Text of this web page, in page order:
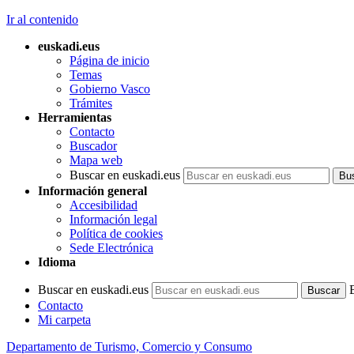
Ir al contenido
euskadi.eus
Página de inicio
Temas
Gobierno Vasco
Trámites
Herramientas
Contacto
Buscador
Mapa web
Buscar en euskadi.eus
Información general
Accesibilidad
Información legal
Política de cookies
Sede Electrónica
Idioma
Buscar en euskadi.eus
Contacto
Mi carpeta
Departamento de Turismo, Comercio y Consumo